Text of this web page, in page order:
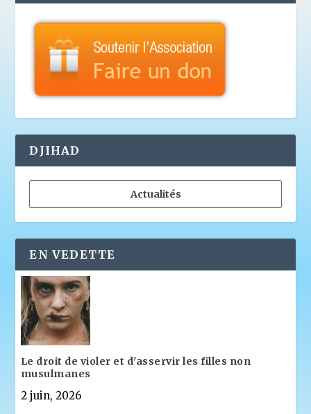
DJIHAD
Actualités
EN VEDETTE
Le droit de violer et d'asservir les filles non
musulmanes
2 juin, 2026